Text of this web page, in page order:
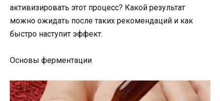
активизировать этот процесс? Какой результат
можно ожидать после таких рекомендаций и как
быстро наступит эффект.
Основы ферментации